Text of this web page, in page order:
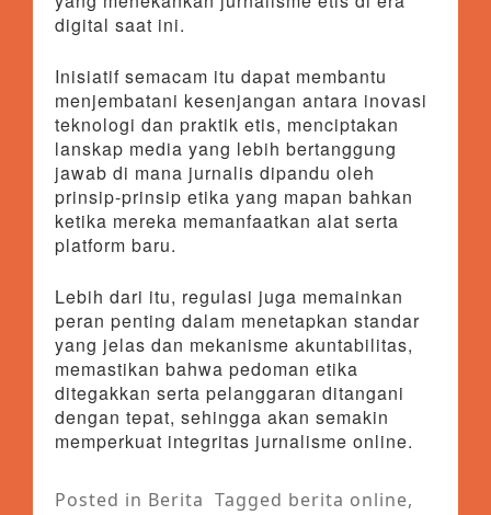
digital saat ini.
Inisiatif semacam itu dapat membantu
menjembatani kesenjangan antara inovasi
teknologi dan praktik etis, menciptakan
lanskap media yang lebih bertanggung
jawab di mana jurnalis dipandu oleh
prinsip-prinsip etika yang mapan bahkan
ketika mereka memanfaatkan alat serta
platform baru.
Lebih dari itu, regulasi juga memainkan
peran penting dalam menetapkan standar
yang jelas dan mekanisme akuntabilitas,
memastikan bahwa pedoman etika
ditegakkan serta pelanggaran ditangani
dengan tepat, sehingga akan semakin
memperkuat integritas jurnalisme online.
Posted in Berita Tagged berita online,